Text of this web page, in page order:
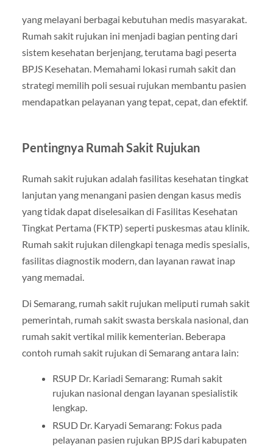
yang melayani berbagai kebutuhan medis masyarakat.
Rumah sakit rujukan ini menjadi bagian penting dari
sistem kesehatan berjenjang, terutama bagi peserta
BPJS Kesehatan. Memahami lokasi rumah sakit dan
strategi memilih poli sesuai rujukan membantu pasien
mendapatkan pelayanan yang tepat, cepat, dan efektif.
Pentingnya Rumah Sakit Rujukan
Rumah sakit rujukan adalah fasilitas kesehatan tingkat
lanjutan yang menangani pasien dengan kasus medis
yang tidak dapat diselesaikan di Fasilitas Kesehatan
Tingkat Pertama (FKTP) seperti puskesmas atau klinik.
Rumah sakit rujukan dilengkapi tenaga medis spesialis,
fasilitas diagnostik modern, dan layanan rawat inap
yang memadai.
Di Semarang, rumah sakit rujukan meliputi rumah sakit
pemerintah, rumah sakit swasta berskala nasional, dan
rumah sakit vertikal milik kementerian. Beberapa
contoh rumah sakit rujukan di Semarang antara lain:
RSUP Dr. Kariadi Semarang: Rumah sakit
rujukan nasional dengan layanan spesialistik
lengkap.
RSUD Dr. Karyadi Semarang: Fokus pada
pelayanan pasien rujukan BPJS dari kabupaten